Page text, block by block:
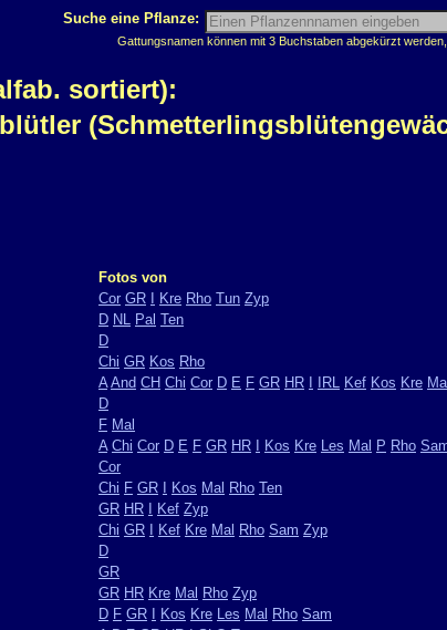
Suche eine Pflanze:
Gattungsnamen können mit 3 Buchstaben abgekürzt
sortiert):
Fotos von
Cor GR Kre Rho Tun Zyp
D NL Pal Ten
D
Chi GR Kos Rho
A And CH Chi Cor D E F GR HR IRL Kef Kos Kre
D
F Mal
A Chi Cor D E F GR HR Kos Kre Les Mal P Rho
Cor
Chi F GR Kos Mal Rho Ten
GR HR Kef Zyp
Chi GR Kef Kre Mal Rho Sam Zyp
D
GR
GR HR Kre Mal Rho Zyp
D F GR Kos Kre Les Mal Rho Sam